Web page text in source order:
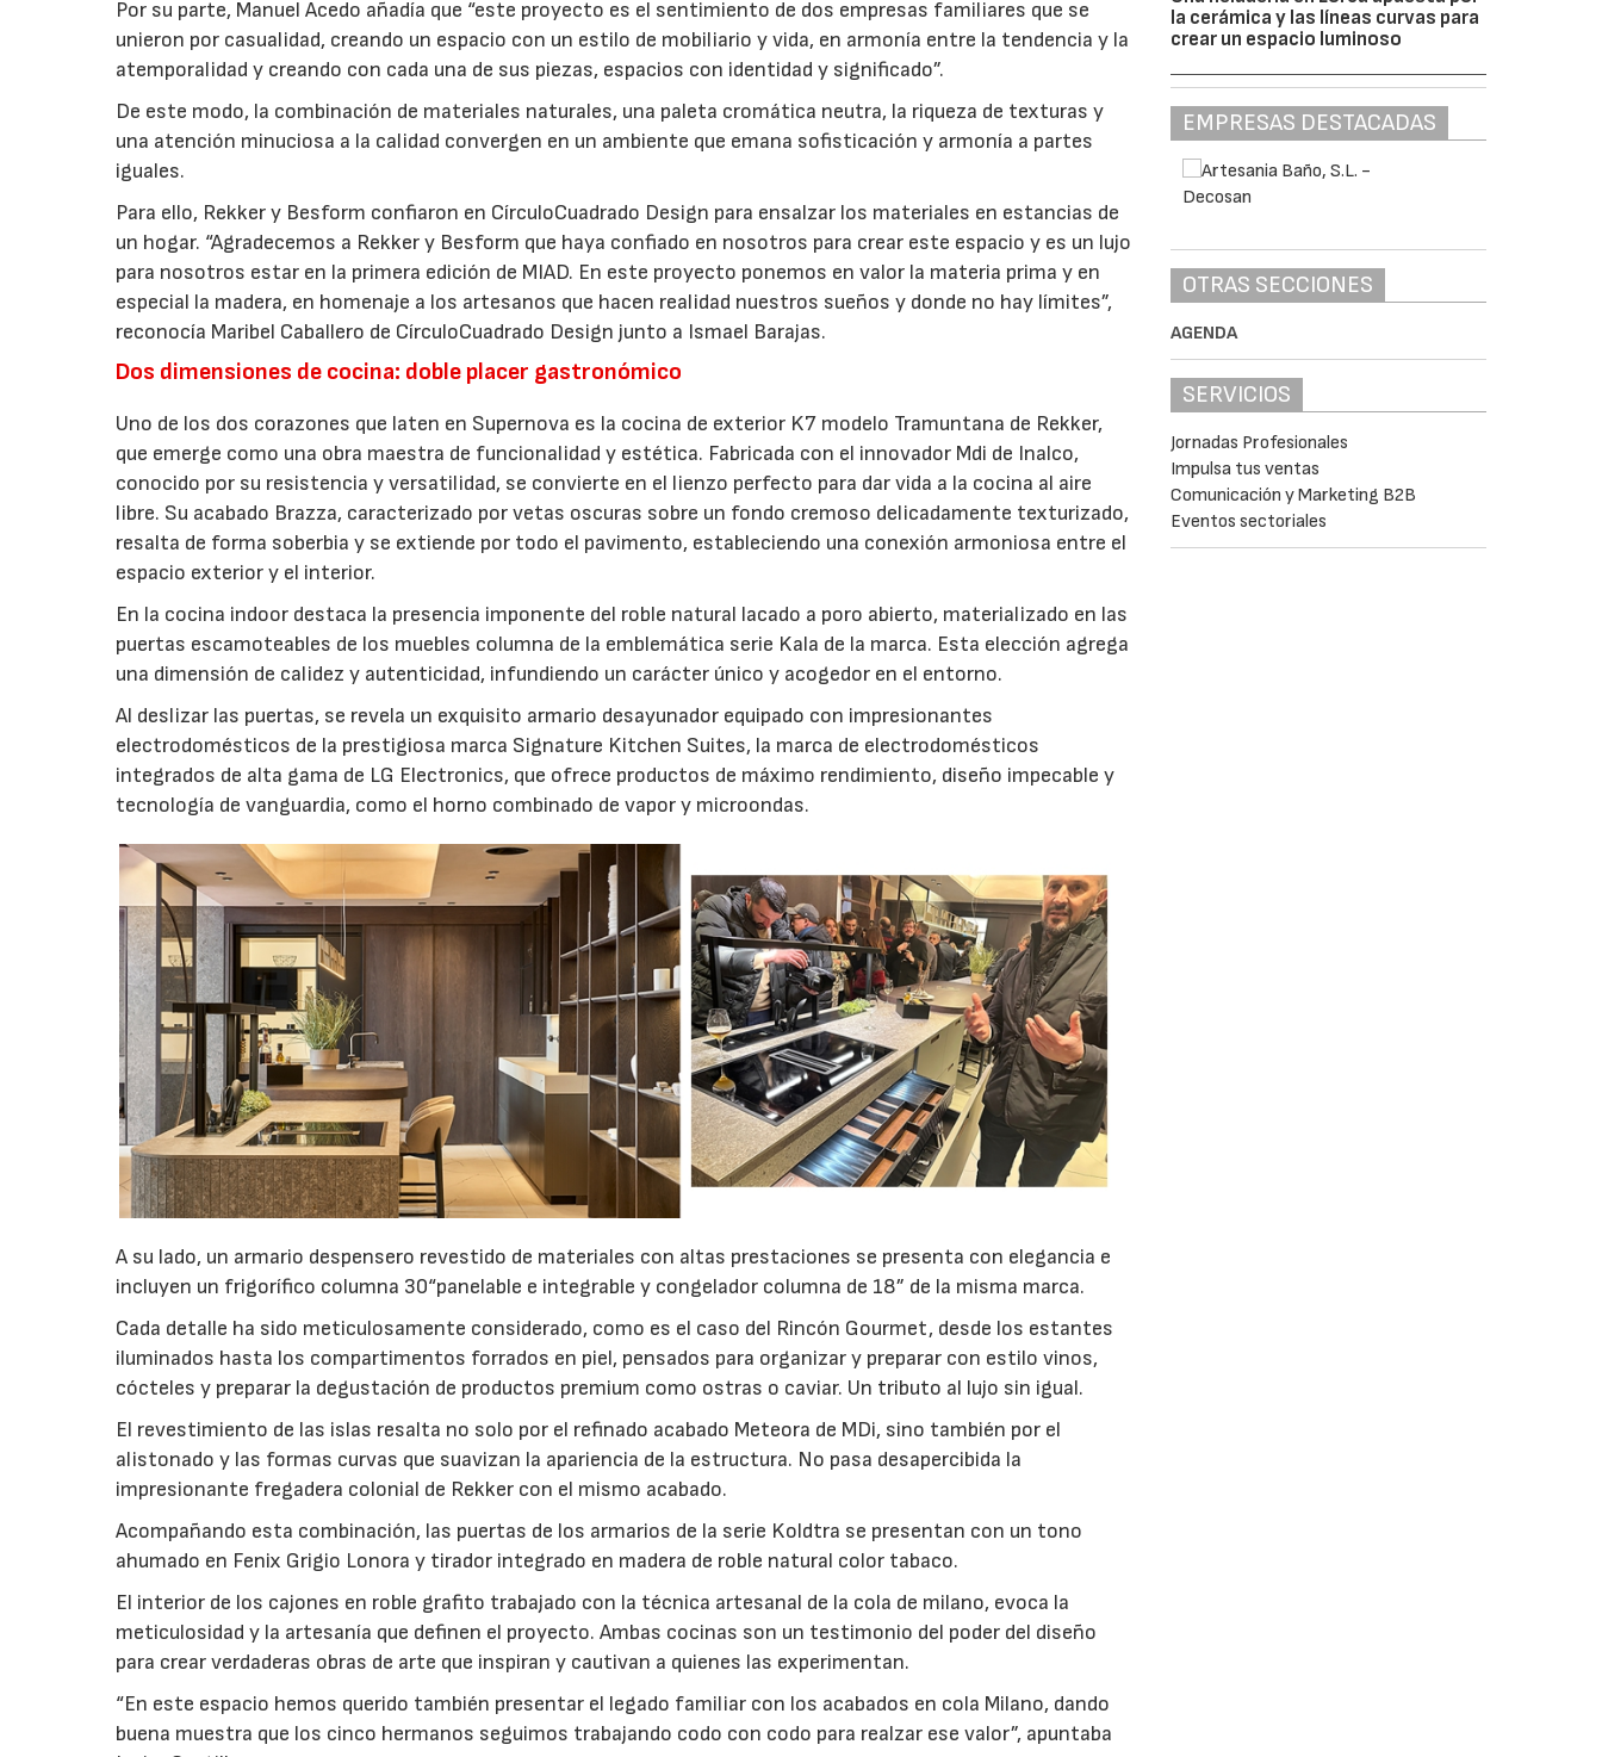
Por su parte, Manuel Acedo añadía que “este proyecto es el sentimiento de dos empresas familiares que se
unieron por casualidad, creando un espacio con un estilo de mobiliario y vida, en armonía entre la tendencia y la
atemporalidad y creando con cada una de sus piezas, espacios con identidad y significado”.
De este modo, la combinación de materiales naturales, una paleta cromática neutra, la riqueza de texturas y
una atención minuciosa a la calidad convergen en un ambiente que emana sofisticación y armonía a partes
iguales.
Para ello, Rekker y Besform confiaron en CírculoCuadrado Design para ensalzar los materiales en estancias de
un hogar. “Agradecemos a Rekker y Besform que haya confiado en nosotros para crear este espacio y es un lujo
para nosotros estar en la primera edición de MIAD. En este proyecto ponemos en valor la materia prima y en
especial la madera, en homenaje a los artesanos que hacen realidad nuestros sueños y donde no hay límites”,
reconocía Maribel Caballero de CírculoCuadrado Design junto a Ismael Barajas.
Dos dimensiones de cocina: doble placer gastronómico
Uno de los dos corazones que laten en Supernova es la cocina de exterior K7 modelo Tramuntana de Rekker,
que emerge como una obra maestra de funcionalidad y estética. Fabricada con el innovador Mdi de Inalco,
conocido por su resistencia y versatilidad, se convierte en el lienzo perfecto para dar vida a la cocina al aire
libre. Su acabado Brazza, caracterizado por vetas oscuras sobre un fondo cremoso delicadamente texturizado,
resalta de forma soberbia y se extiende por todo el pavimento, estableciendo una conexión armoniosa entre el
espacio exterior y el interior.
En la cocina indoor destaca la presencia imponente del roble natural lacado a poro abierto, materializado en las
puertas escamoteables de los muebles columna de la emblemática serie Kala de la marca. Esta elección agrega
una dimensión de calidez y autenticidad, infundiendo un carácter único y acogedor en el entorno.
Al deslizar las puertas, se revela un exquisito armario desayunador equipado con impresionantes
electrodomésticos de la prestigiosa marca Signature Kitchen Suites, la marca de electrodomésticos
integrados de alta gama de LG Electronics, que ofrece productos de máximo rendimiento, diseño impecable y
tecnología de vanguardia, como el horno combinado de vapor y microondas.
A su lado, un armario despensero revestido de materiales con altas prestaciones se presenta con elegancia e
incluyen un frigorífico columna 30“panelable e integrable y congelador columna de 18” de la misma marca.
Cada detalle ha sido meticulosamente considerado, como es el caso del Rincón Gourmet, desde los estantes
iluminados hasta los compartimentos forrados en piel, pensados para organizar y preparar con estilo vinos,
cócteles y preparar la degustación de productos premium como ostras o caviar. Un tributo al lujo sin igual.
El revestimiento de las islas resalta no solo por el refinado acabado Meteora de MDi, sino también por el
alistonado y las formas curvas que suavizan la apariencia de la estructura. No pasa desapercibida la
impresionante fregadera colonial de Rekker con el mismo acabado.
Acompañando esta combinación, las puertas de los armarios de la serie Koldtra se presentan con un tono
ahumado en Fenix Grigio Lonora y tirador integrado en madera de roble natural color tabaco.
El interior de los cajones en roble grafito trabajado con la técnica artesanal de la cola de milano, evoca la
meticulosidad y la artesanía que definen el proyecto. Ambas cocinas son un testimonio del poder del diseño
para crear verdaderas obras de arte que inspiran y cautivan a quienes las experimentan.
“En este espacio hemos querido también presentar el legado familiar con los acabados en cola Milano, dando
buena muestra que los cinco hermanos seguimos trabajando codo con codo para realzar ese valor”, apuntaba
la cerámica y las líneas curvas para
crear un espacio luminoso
EMPRESAS DESTACADAS
OTRAS SECCIONES
AGENDA
SERVICIOS
Jornadas Profesionales
Impulsa tus ventas
Comunicación y Marketing B2B
Eventos sectoriales